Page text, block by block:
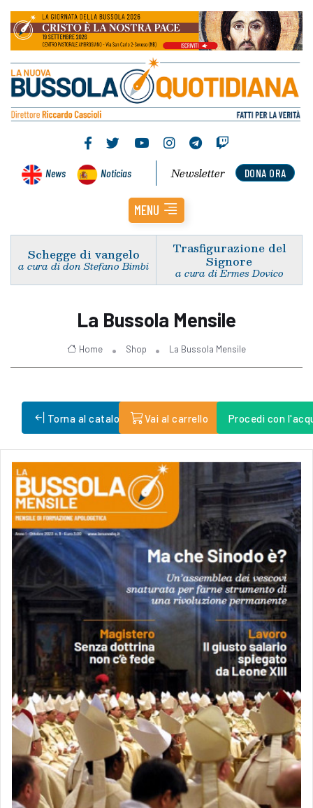
News Noticias DONA ORA
Newsletter
MENU
Schegge di vangelo
a cura di don Stefano Bimbi
Trasfigurazione del
Signore
a cura di Ermes Dovico
La Bussola Mensile
Home Shop La Bussola Mensile
Torna al catalogo Vai al carrello Procedi con